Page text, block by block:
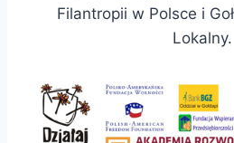
Filantropii w Polsce i
Lokalny.